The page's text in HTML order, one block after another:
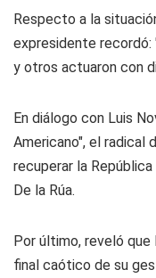
Respecto a la
expresidente recordó:
y otros actuaron con
En diálogo con Luis
Americano", el radical
recuperar la
De la Rúa.
Por último, reveló
final caótico de su